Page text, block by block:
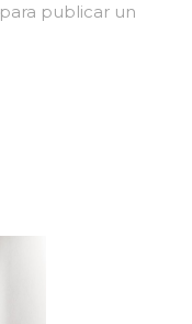
para publicar un